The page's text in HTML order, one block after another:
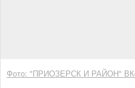
Фото: "ПРИОЗЕРСК И РАЙОН"